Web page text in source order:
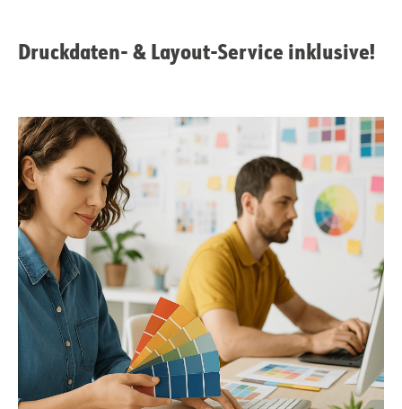
Druckdaten- & Layout-Service inklusive!